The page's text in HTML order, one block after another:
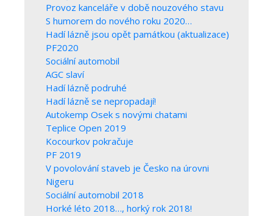
Provoz kanceláře v době nouzového stavu
S humorem do nového roku 2020…
Hadí lázně jsou opět památkou (aktualizace)
PF2020
Sociální automobil
AGC slaví
Hadí lázně podruhé
Hadí lázně se nepropadají!
Autokemp Osek s novými chatami
Teplice Open 2019
Kocourkov pokračuje
PF 2019
V povolování staveb je Česko na úrovni
Nigeru
Sociální automobil 2018
Horké léto 2018…, horký rok 2018!